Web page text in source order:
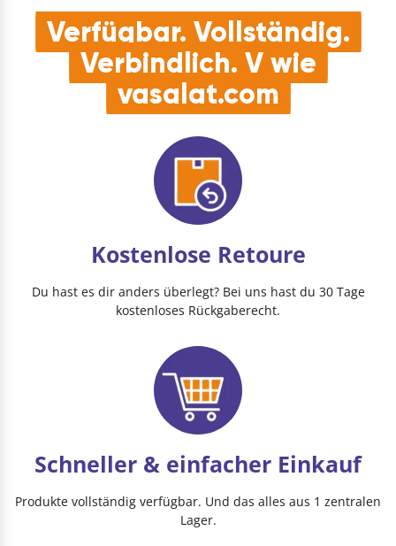
Verfügbar. Vollständig.
Verbindlich. V wie
vasalat.com
Kostenlose Retoure
Du hast es dir anders überlegt? Bei uns hast du 30 Tage
kostenloses Rückgaberecht.
Schneller & einfacher Einkauf
Produkte vollständig verfügbar. Und das alles aus 1 zentralen
Lager.